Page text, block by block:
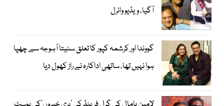
آگیا، ویڈیو وائرل
گووندا اور کرشمہ کپور کا تعلق سنیتا آہوجہ سے چھپا
ہوا نہیں تھا، ساتھی اداکارہ نے راز کھول دیا